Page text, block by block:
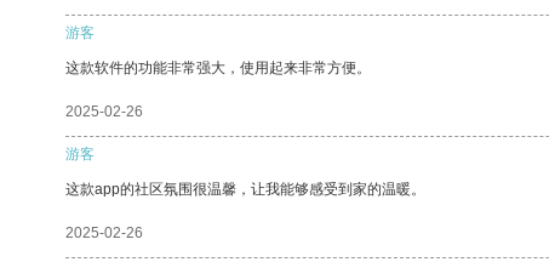
游客
这款软件的功能非常强大，使用起来非常方便。
2025-02-26
游客
这款app的社区氛围很温馨，让我能够感受到家的温暖。
2025-02-26